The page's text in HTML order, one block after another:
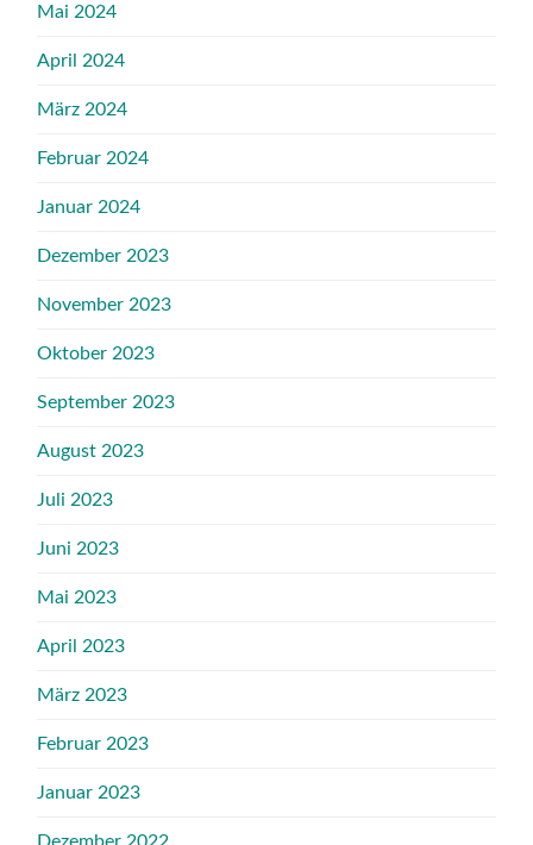
Mai 2024
April 2024
März 2024
Februar 2024
Januar 2024
Dezember 2023
November 2023
Oktober 2023
September 2023
August 2023
Juli 2023
Juni 2023
Mai 2023
April 2023
März 2023
Februar 2023
Januar 2023